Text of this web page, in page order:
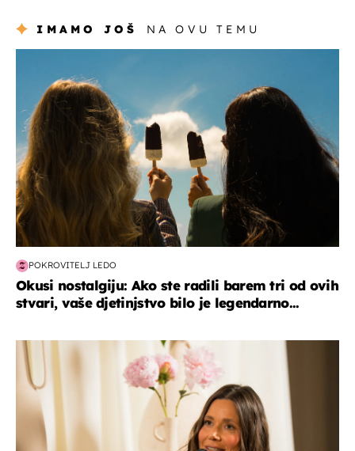
IMAMO JOŠ NA OVU TEMU
POKROVITELJ LEDO
Okusi nostalgiju: Ako ste radili barem tri od ovih
stvari, vaše djetinjstvo bilo je legendarno...
moda & ljepota